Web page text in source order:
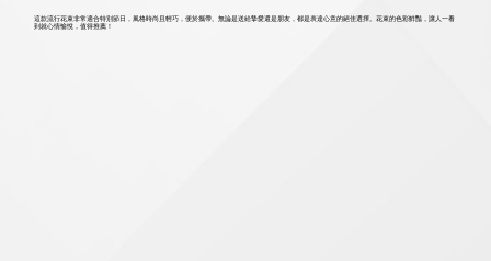
這款流行花束非常適合特別節日，風格時尚且輕巧，便於攜帶。無論是送給摯愛還是朋友，都是表達心意的絕佳選擇。花束的色彩鮮豔，讓人一看
到就心情愉悅，值得推薦！